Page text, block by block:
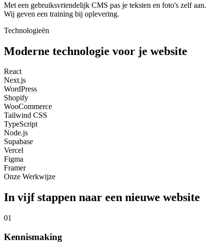
Met een gebruiksvriendelijk CMS pas je teksten en foto's zelf aan.
Wij geven een training bij oplevering.
Technologieën
Moderne technologie voor je website
React
Next.js
WordPress
Shopify
WooCommerce
Tailwind CSS
TypeScript
Node.js
Supabase
Vercel
Figma
Framer
Onze Werkwijze
In vijf stappen naar een nieuwe website
01
Kennismaking